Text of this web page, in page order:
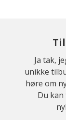
Ja tak,
unikke
høre om
Du